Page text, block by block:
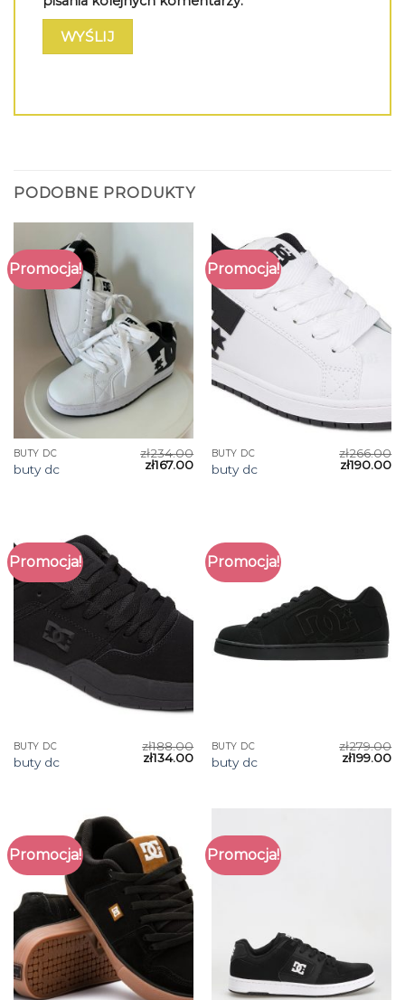
PODOBNE PRODUKTY
Promocja!
BUTY DC
buty dc
zł234.00
zł167.00
Promocja!
BUTY DC
buty dc
zł266.00
zł190.00
Promocja!
BUTY DC
buty dc
zł188.00
zł134.00
Promocja!
BUTY DC
buty dc
zł279.00
zł199.00
Promocja! Promocja!